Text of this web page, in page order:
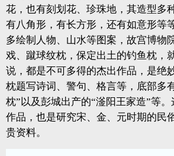
花，也有刻划花、珍珠地，其造型多
有八角形，有长方形，还有如意形等
多绘制人物、山水等图案，故宫博物
戏、蹴球纹枕，保定出土的钓鱼枕，
说，都是不可多得的杰出作品，是绝
枕题写诗词、警句、格言等，底部多
枕”以及彭城出产的“滏阳王家造”等
作品，也是研究宋、金、元时期的民
贵资料。